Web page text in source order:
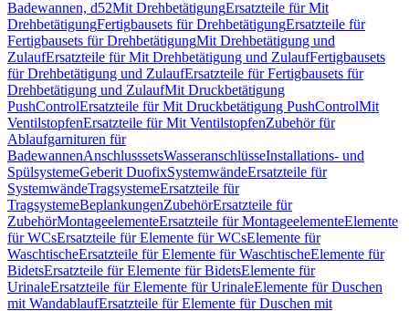
Badewannen, d52Mit DrehbetätigungErsatzteile für Mit
DrehbetätigungFertigbausets für DrehbetätigungErsatzteile für
Fertigbausets für DrehbetätigungMit Drehbetätigung und
ZulaufErsatzteile für Mit Drehbetätigung und ZulaufFertigbausets
für Drehbetätigung und ZulaufErsatzteile für Fertigbausets für
Drehbetätigung und ZulaufMit Druckbetätigung
PushControlErsatzteile für Mit Druckbetätigung PushControlMit
VentilstopfenErsatzteile für Mit VentilstopfenZubehör für
Ablaufgarnituren für
BadewannenAnschlusssetsWasseranschlüsseInstallations- und
SpülsystemeGeberit DuofixSystemwändeErsatzteile für
SystemwändeTragsystemeErsatzteile für
TragsystemeBeplankungenZubehörErsatzteile für
ZubehörMontageelementeErsatzteile für MontageelementeElemente
für WCsErsatzteile für Elemente für WCsElemente für
WaschtischeErsatzteile für Elemente für WaschtischeElemente für
BidetsErsatzteile für Elemente für BidetsElemente für
UrinaleErsatzteile für Elemente für UrinaleElemente für Duschen
mit WandablaufErsatzteile für Elemente für Duschen mit